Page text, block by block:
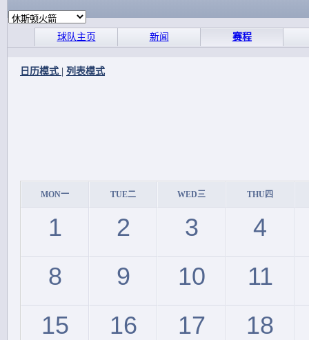
球队主页 新闻 赛程
日历模式 列表模式
MON一 TUE二 WED三 THU四
1 2 3
4
8
9 10
11
15
16 17
18